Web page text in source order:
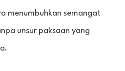
menumbuhkan semangat
unsur paksaan yang